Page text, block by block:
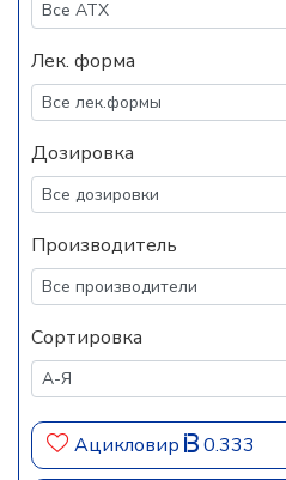
Лек. форма
Дозировка
Производитель
Сортировка
Ацикловир 0.333